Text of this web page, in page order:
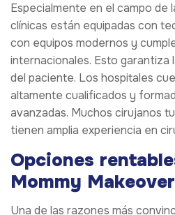
Especialmente en el campo de
clínicas están equipadas con
con equipos modernos y
internacionales. Esto garantiza
del paciente. Los hospitales
altamente cualificados y
avanzadas. Muchos cirujanos
tienen amplia experiencia en
Opciones
Mommy Makeover
Una de las razones más